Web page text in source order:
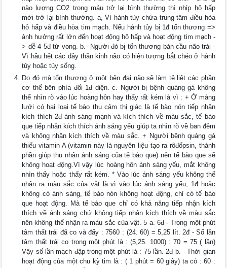
nào lượng CO2 trong máu trở lại bình thường thì nhịp hô hấp
mới trở lại bình thường. a, Vì hành tủy chứa trung tâm điều hòa
hô hấp và điều hòa tim mạch. Nếu hành tủy bị 1đ tổn thương =>
ảnh hưởng rất lớn đến hoạt động hô hấp và hoạt động tim mạch -
> dễ 4 5đ tử vong. b.- Người đó bị tổn thương bán cầu não trái -
Vì hầu hết các dây thần kinh não có hiện tượng bắt chéo ở hành
tủy hoặc tủy sống.
Do đó mà tổn thương ở một bên đại não sẽ làm tê liệt các phần
cơ thể bên phía đối 1đ diện. c. Người bị bệnh quáng gà không
thể nhìn rõ vào lúc hoàng hôn hay thấy rất kém là vì : + Ở màng
lưới có hai loại tế bào thụ cảm thị giác là tế bào nón tiếp nhận
kích thích 2đ ánh sáng mạnh và kích thích về màu sắc, tế bào
que tiếp nhận kích thích ánh sáng yếu giúp ta nhìn rõ về ban đêm
và không nhận kích thích về màu sắc. + Người bệnh quáng gà
thiếu vitamin A (vitamin này là nguyên liệu tạo ra rôđốpsin, thành
phần giúp thu nhận ánh sáng của tế bào que) nên tế bào que sẽ
không hoạt động.Vì vậy lúc hoàng hôn ánh sáng yếu, mắt không
nhìn thấy hoặc thấy rất kém. * Vào lúc ánh sáng yếu không thể
nhận ra màu sắc của vật là vì vào lúc ánh sáng yếu, 1đ hoặc
không có ánh sáng, tế bào nón không hoạt động, chỉ có tế bào
que hoạt động. Mà tế bào que chỉ có khả năng tiếp nhận kích
thích về ánh sáng chứ không tiếp nhận kích thích về màu sắc
nên không thể nhận ra màu sắc của vật. 5 a. 6đ - Trong một phút
tâm thất trái đã co và đẩy : 7560 : (24. 60) = 5,25 lít. 2đ - Số lần
tâm thất trái co trong một phút là : (5,25. 1000) : 70 = 75 ( lần)
Vậy số lần mạch đập trong một phút là : 75 lần. 2đ b. - Thời gian
hoạt động của một chu kỳ tim là : ( 1 phút = 60 giây) ta có : 60 :